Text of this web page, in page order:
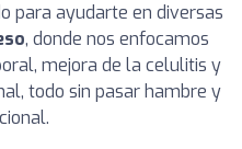
para ayudarte en diversas
, donde nos enfocamos
mejora de la celulitis y
todo sin pasar hambre y